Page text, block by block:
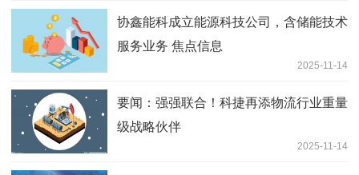
协鑫能科成立能源科技公司，含储能技术
服务业务 焦点信息
2025-11-14
要闻：强强联合！科捷再添物流行业重量
级战略伙伴
2025-11-14